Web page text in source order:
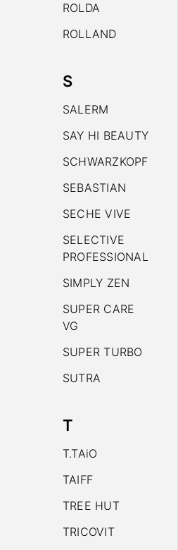
ROLDA
ROLLAND
S
SALERM
SAY HI BEAUTY
SCHWARZKOPF
SEBASTIAN
SECHE VIVE
SELECTIVE
PROFESSIONAL
SIMPLY ZEN
SUPER CARE
VG
SUPER TURBO
SUTRA
T
T.TAiO
TAIFF
TREE HUT
TRICOVIT